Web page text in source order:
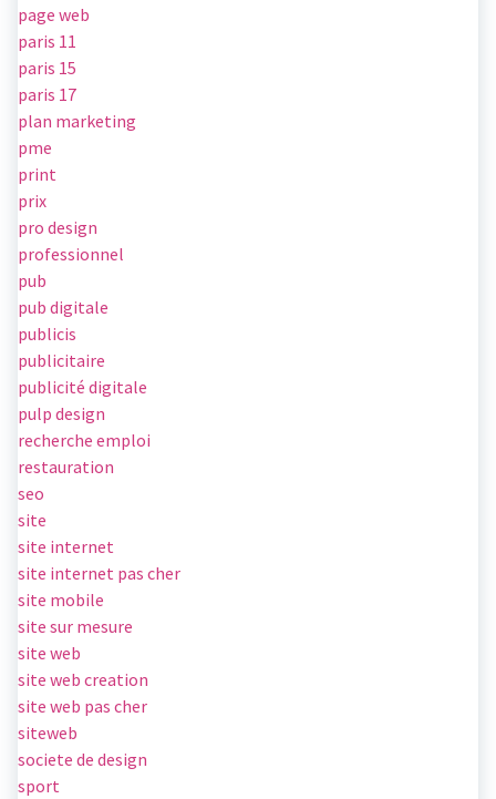
page web
paris 11
paris 15
paris 17
plan marketing
pme
print
prix
pro design
professionnel
pub
pub digitale
publicis
publicitaire
publicité digitale
pulp design
recherche emploi
restauration
seo
site
site internet
site internet pas cher
site mobile
site sur mesure
site web
site web creation
site web pas cher
siteweb
societe de design
sport